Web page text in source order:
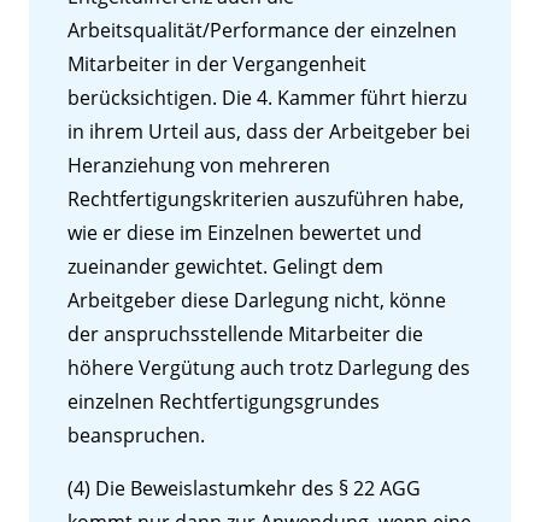
Arbeitsqualität/Performance der einzelnen
Mitarbeiter in der Vergangenheit
berücksichtigen. Die 4. Kammer führt hierzu
in ihrem Urteil aus, dass der Arbeitgeber bei
Heranziehung von mehreren
Rechtfertigungskriterien auszuführen habe,
wie er diese im Einzelnen bewertet und
zueinander gewichtet. Gelingt dem
Arbeitgeber diese Darlegung nicht, könne
der anspruchsstellende Mitarbeiter die
höhere Vergütung auch trotz Darlegung des
einzelnen Rechtfertigungsgrundes
beanspruchen.
(4) Die Beweislastumkehr des § 22 AGG